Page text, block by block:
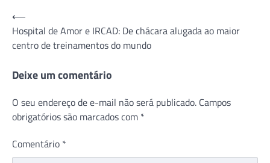
Navegação
de
Post
⟵
Hospital de Amor e IRCAD: De chácara alugada ao maior
centro de treinamentos do mundo
Deixe um comentário
O seu endereço de e-mail não será publicado. Campos
obrigatórios são marcados com *
Comentário *